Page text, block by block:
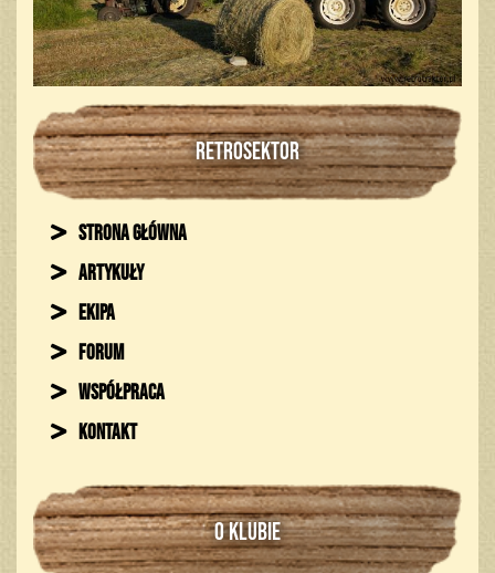
RETROSEKTOR
Strona główna
Artykuły
Ekipa
Forum
Współpraca
Kontakt
O KLUBIE